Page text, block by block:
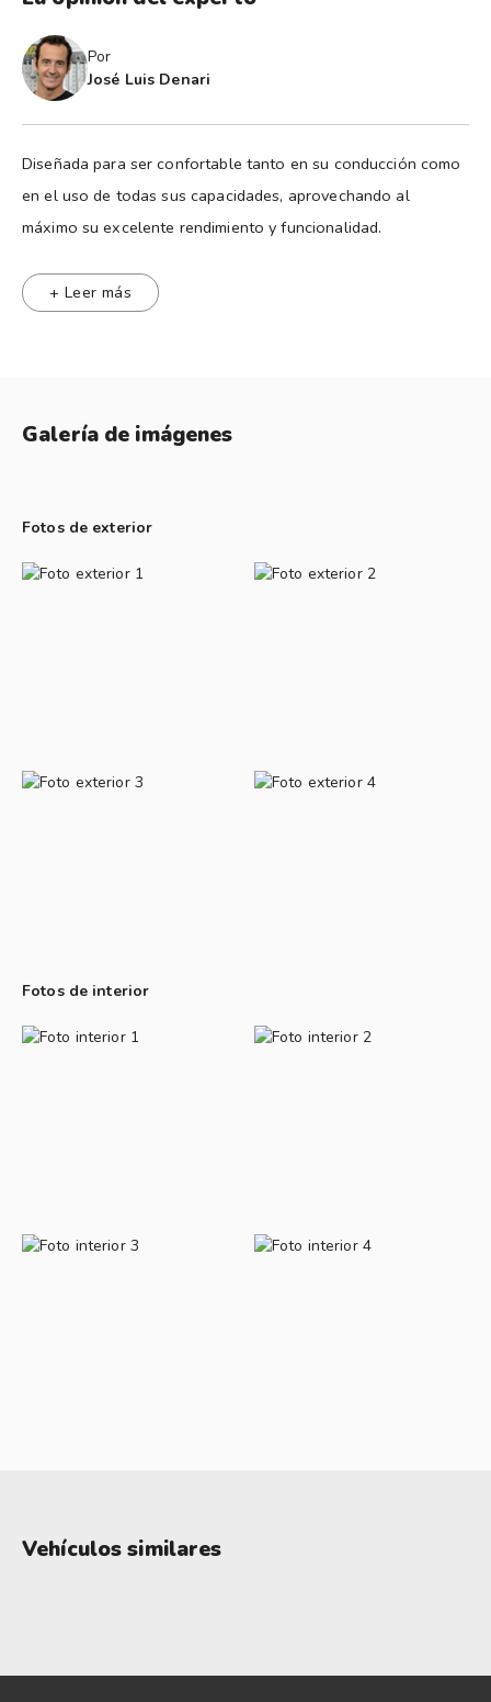
Por
José Luis Denari
Diseñada para ser confortable tanto en su conducción como
en el uso de todas sus capacidades, aprovechando al
máximo su excelente rendimiento y funcionalidad.
respuesta en el comando del vehículo, logrando más agilidad
los mantiene encendidos durante 45 segundos.
Amplia superficie vidriada y espejos de gran tamaño para una
+ Leer más
Galería de imágenes
Fotos de exterior
Fotos de interior
Vehículos similares